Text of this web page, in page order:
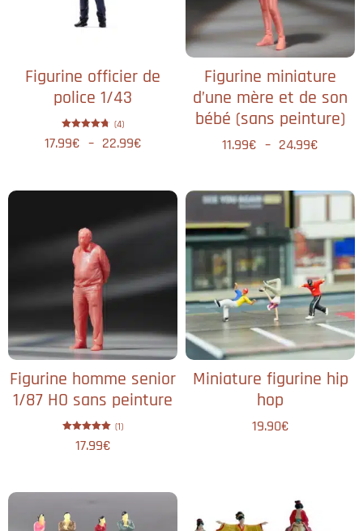
Figurine officier de
police 1/43
4.75
(4)
17.99€ – 22.99€
Figurine miniature
d’une mère et de son
bébé (sans peinture)
11.99€ – 24.99€
Figurine homme senior
1/87 HO sans peinture
5.00
(1)
17.99€
Miniature figurine hip
hop
19.90€